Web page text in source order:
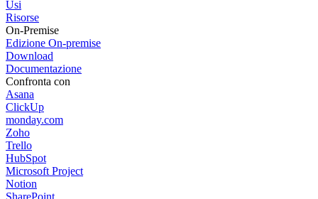
Usi
Risorse
On-Premise
Edizione On-premise
Download
Documentazione
Confronta con
Asana
ClickUp
monday.com
Zoho
Trello
HubSpot
Microsoft Project
Notion